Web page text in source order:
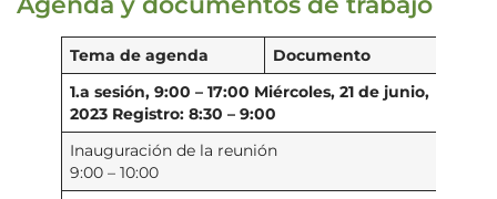
Tema de agenda Documento
1.a sesión, 9:00 – 17:00 Miércoles, 21 de junio,
2023 Registro: 8:30 – 9:00
Inauguración de la reunión
9:00 – 10:00